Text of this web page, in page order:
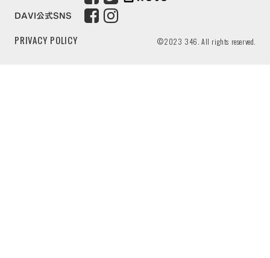
DAVI公式SNS
PRIVACY POLICY ©2023 346. All rights reserved.